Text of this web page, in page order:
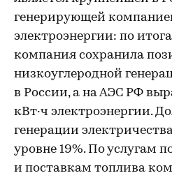
генерирующей
электроэнергии: по
компания сохранила
низкоуглеродной
в России, а на АЭС РФ
кВт·ч электроэнергии.
генерации
уровне 19%. По услугам
и поставкам топлива